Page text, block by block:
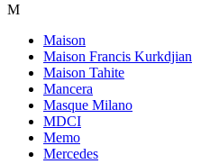
M
Maison
Maison Francis Kurkdjian
Maison Tahite
Mancera
Masque Milano
MDCI
Memo
Mercedes